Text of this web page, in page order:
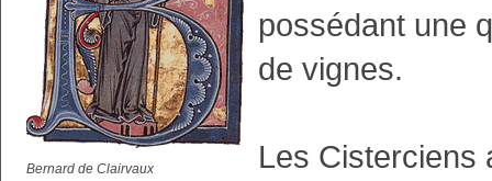
Bernard de Clairvaux
possédant une
de vignes.
Les Cisterciens